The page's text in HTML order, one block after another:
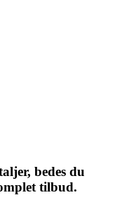
bedes du
tilbud.